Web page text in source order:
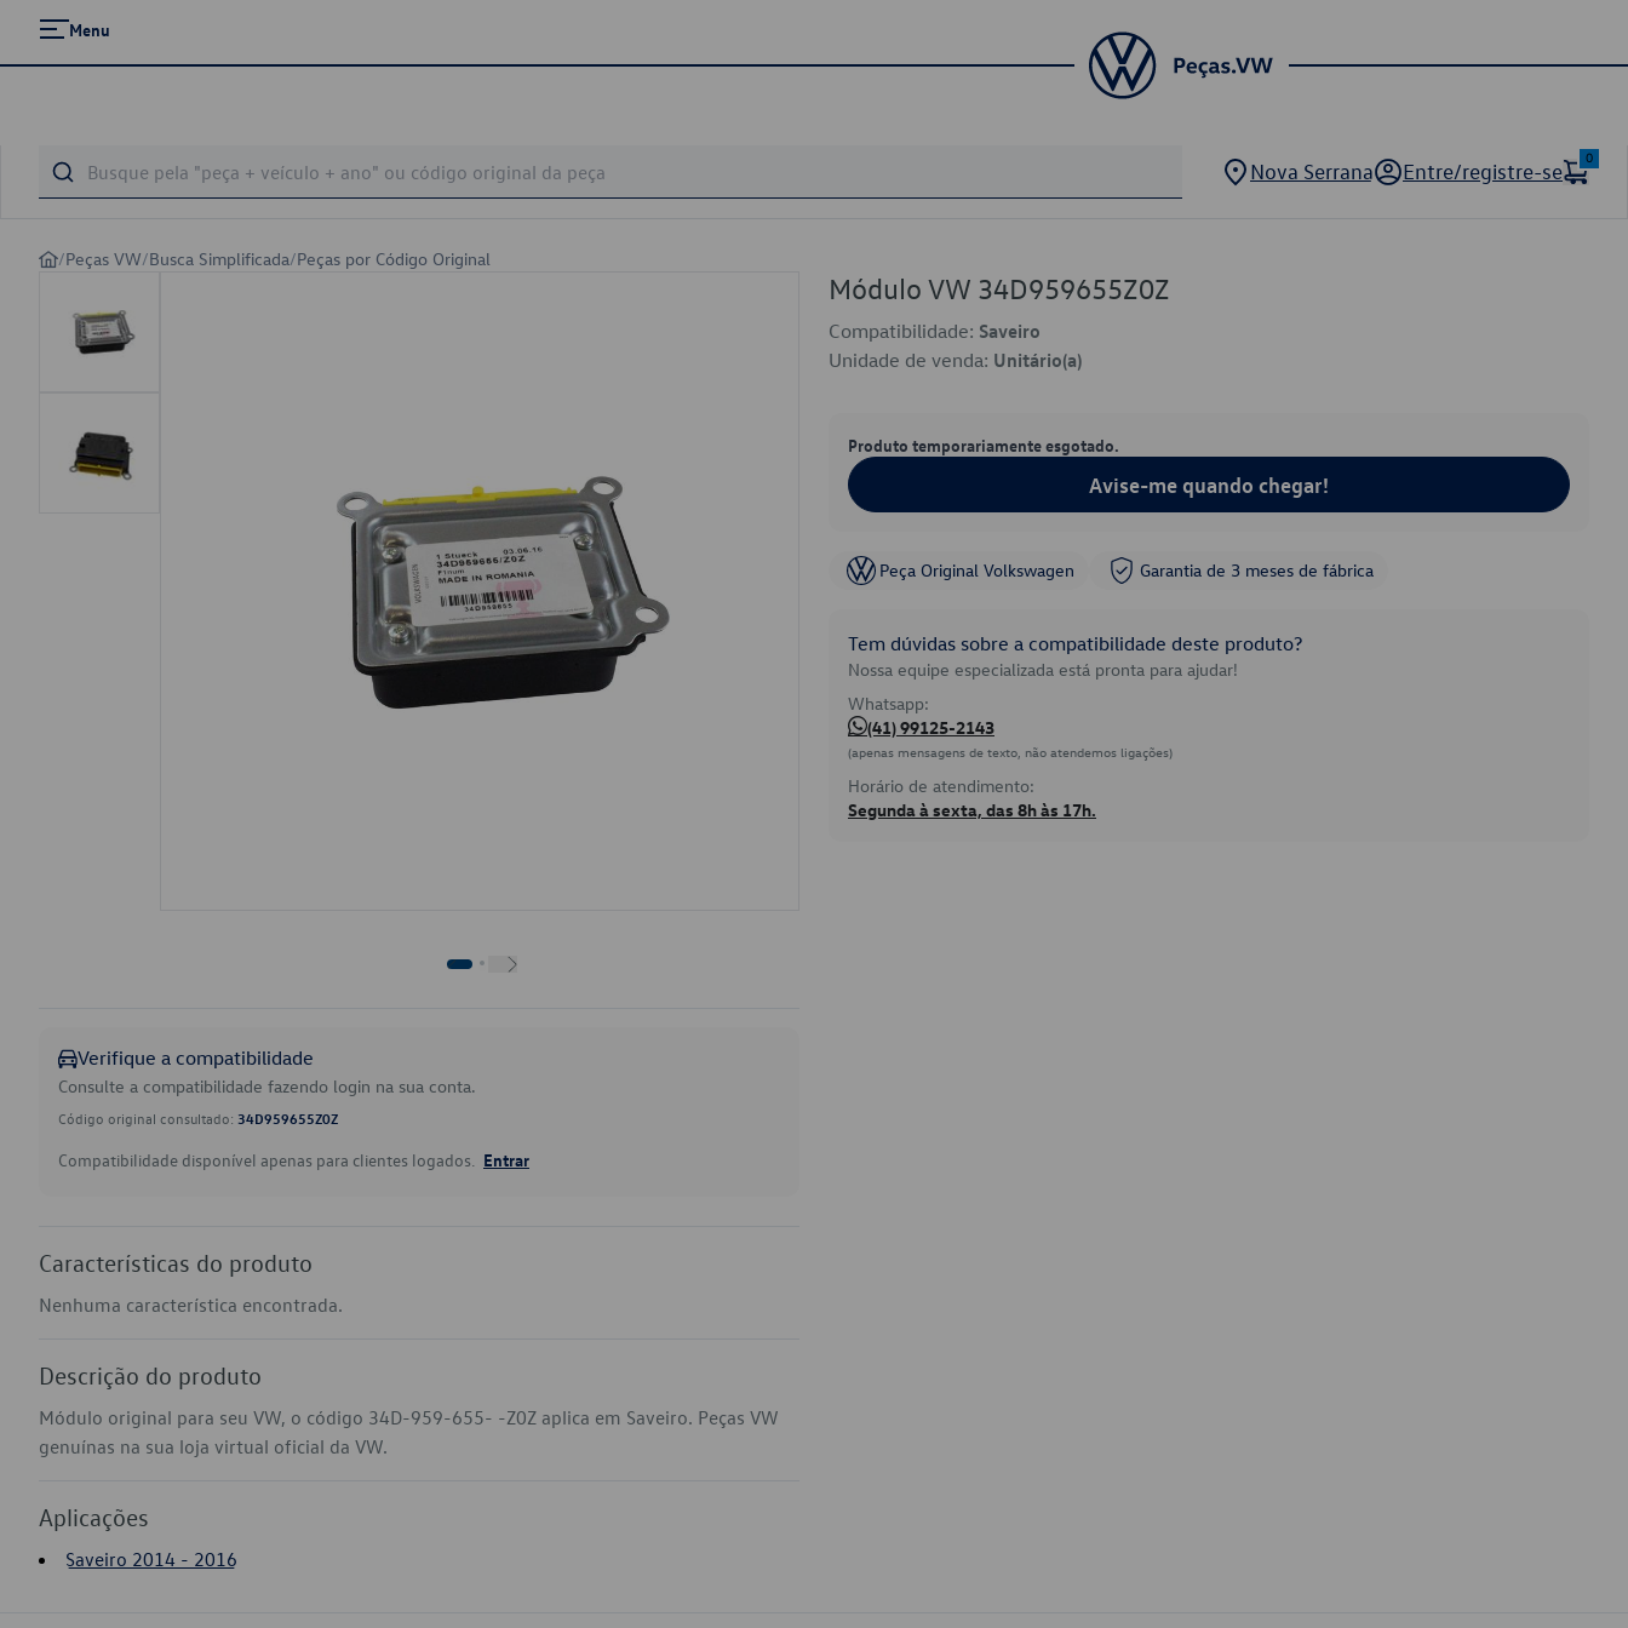
Menu
Nova Serrana Entre/registre-se
0
/Peças VW/Busca Simplificada/Peças por Código Original
Verifique a compatibilidade
Consulte a compatibilidade fazendo login na sua conta.
Código original consultado: 34D959655Z0Z
Compatibilidade disponível apenas para clientes logados. Entrar
Características do produto
Nenhuma característica encontrada.
Descrição do produto
Módulo original para seu VW, o código 34D-959-655- -Z0Z aplica em Saveiro. Peças VW
genuínas na sua loja virtual oficial da VW.
Aplicações
Saveiro 2014 - 2016
Módulo VW 34D959655Z0Z
Compatibilidade: Saveiro
Unidade de venda: Unitário(a)
Produto temporariamente esgotado.
Avise-me quando chegar!
Peça Original Volkswagen Garantia de 3 meses de fábrica
Tem dúvidas sobre a compatibilidade deste produto?
Nossa equipe especializada está pronta para ajudar!
Whatsapp:
(41) 99125-2143
(apenas mensagens de texto, não atendemos ligações)
Horário de atendimento:
Segunda à sexta, das 8h às 17h.